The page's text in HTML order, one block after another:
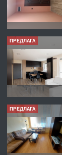
ПРЕДЛАГА
ПРЕДЛАГА
ПРЕДЛАГА